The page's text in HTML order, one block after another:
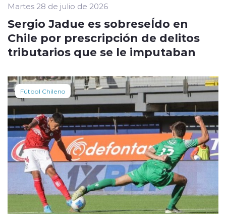
Martes 28 de julio de 2026
Sergio Jadue es sobreseÍdo en
Chile por prescripción de delitos
tributarios que se le imputaban
Fútbol Chileno